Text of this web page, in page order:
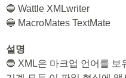
🔵 Wattle XMLwriter
🔵 MacroMates TextMate
설명
🔵 XML은 마크업 언어를 보